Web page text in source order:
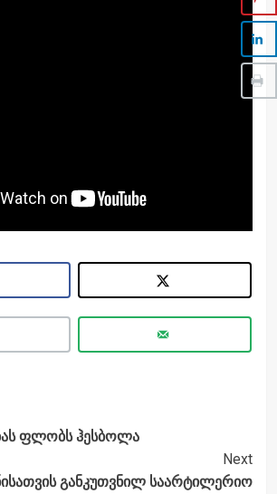
ფლობს ჰესბოლა
Next
განკუთვნილ საარტილერიო